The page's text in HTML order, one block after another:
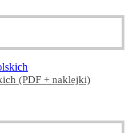
(PDF + naklejki)